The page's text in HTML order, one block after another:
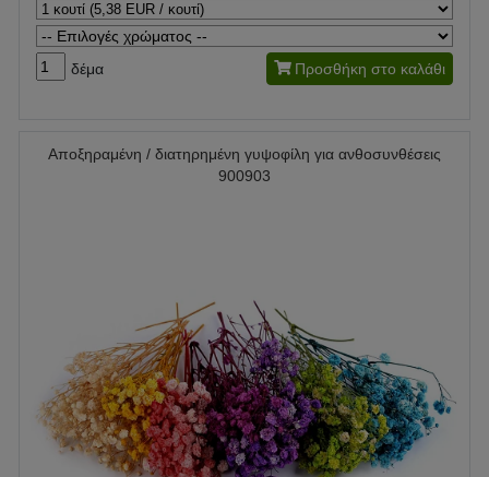
δέμα Προσθήκη στο καλάθι
Αποξηραμένη / διατηρημένη γυψοφίλη για ανθοσυνθέσεις
900903